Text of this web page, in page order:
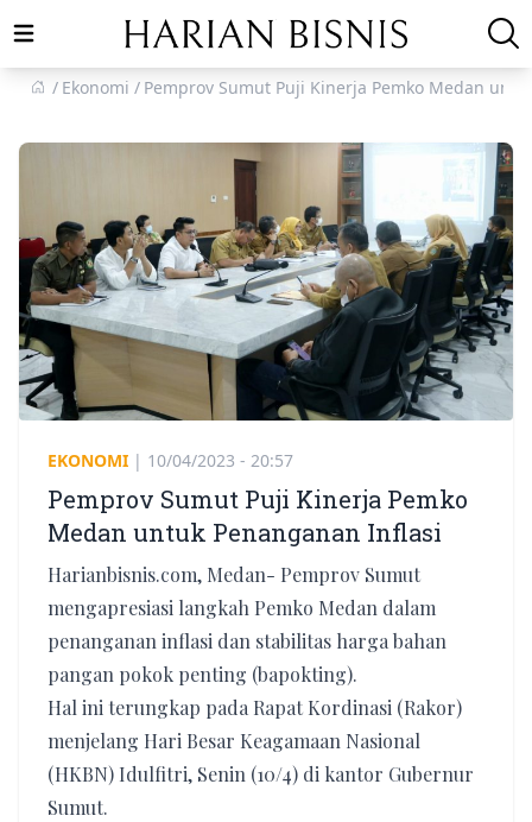
Open main menu
Ekonomi
Pemprov Sumut Puji Kinerja Pemko Medan
EKONOMI | 10/04/2023 - 20:57
Pemprov Sumut Puji Kinerja Pemko
Medan untuk Penanganan Inflasi
Harianbisnis.com, Medan- Pemprov Sumut
mengapresiasi langkah Pemko Medan dalam
penanganan inflasi dan stabilitas harga bahan
pangan pokok penting (bapokting).
Hal ini terungkap pada Rapat Kordinasi (Rakor)
menjelang Hari Besar Keagamaan Nasional
(HKBN) Idulfitri, Senin (10/4) di kantor Gubernur
Sumut.